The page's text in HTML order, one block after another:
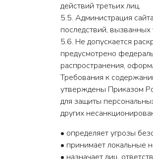
действий третьих лиц.
5.5. Администрация
последствий,
5.6. Не допускается
предусмотрено
распространения,
Требования к
утверждены Приказом
для защиты
других
• определяет угрозы
• принимает локальные